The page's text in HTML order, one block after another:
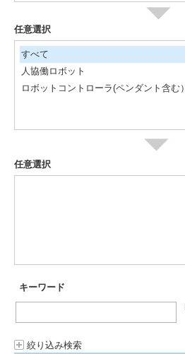
任意選択
すべて
人協働ロボット
ロボットコントローラ(ペンダント含む）
任意選択
キーワード
絞り込み検索